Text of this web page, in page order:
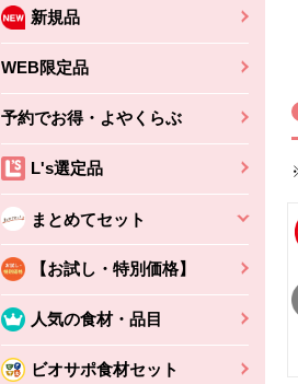
新規品
WEB限定品
予約でお得・よやくらぶ
L's選定品
まとめてセット
【お試し・特別価格】
人気の食材・品目
ビオサポ食材セット